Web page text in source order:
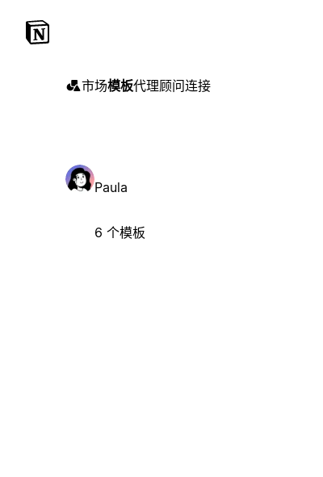
市场模板代理顾问连接
Paula
6 个模板